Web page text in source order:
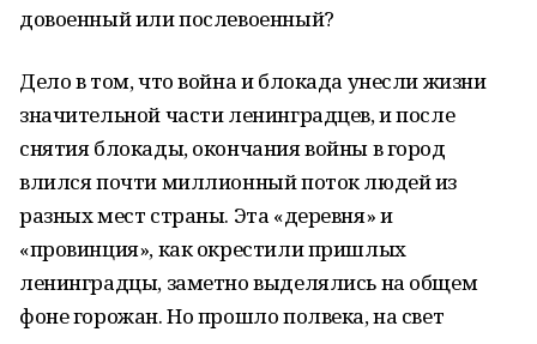
довоенный или послевоенный?
Дело в том, что война и блокада унесли жизни
значительной части ленинградцев, и после
снятия блокады, окончания войны в город
влился почти миллионный поток людей из
разных мест страны. Эта «деревня» и
«провинция», как окрестили пришлых
ленинградцы, заметно выделялись на общем
фоне горожан. Но прошло полвека, на свет